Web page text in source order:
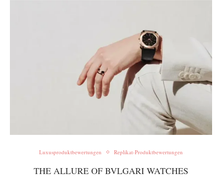
Luxusproduktbewertungen Replikat-Produktbewertungen
THE ALLURE OF BVLGARI WATCHES